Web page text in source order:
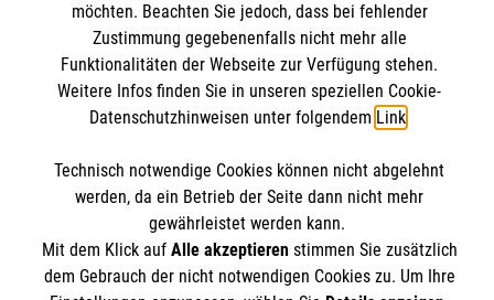
Mediathek
Sharepoint
Empfänger: Malteser Hilfsdienst e.V.
IBAN: DE103 7060 120 120 120 0001 2
BIC: GENODED 1PA7
Soziale Netzwerke
Der Malteser Hilfsdienst e.V. ist als eingetragene
gemeinnützige Organisation von der Körperschaft- und
Gewerbesteuer befreit.
möchten. Beachten Sie jedoch, dass bei fehlender
Zustimmung gegebenenfalls nicht mehr alle
Funktionalitäten der Webseite zur Verfügung stehen.
Weitere Infos finden Sie in unseren speziellen Cookie-
Datenschutzhinweisen unter folgendem Link.
Technisch notwendige Cookies können nicht abgelehnt
werden, da ein Betrieb der Seite dann nicht mehr
gewährleistet werden kann.
Mit dem Klick auf Alle akzeptierenstimmen Sie zusätzlich
dem Gebrauch der nicht notwendigen Cookies zu. Um Ihre